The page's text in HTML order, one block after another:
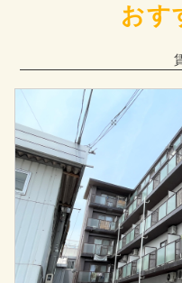
おす